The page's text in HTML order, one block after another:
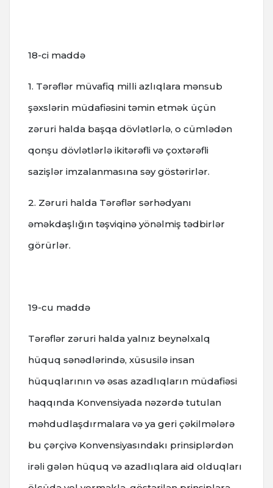
18-ci maddə
1. Tərəflər müvafiq milli azlıqlara mənsub
şəxslərin müdafiəsini təmin etmək üçün
zəruri halda başqa dövlətlərlə, o cümlədən
qonşu dövlətlərlə ikitərəfli və çoxtərəfli
sazişlər imzalanmasına səy göstərirlər.
2. Zəruri halda Tərəflər sərhədyanı
əməkdaşlığın təşviqinə yönəlmiş tədbirlər
görürlər.
19-cu maddə
Tərəflər zəruri halda yalnız beynəlxalq
hüquq sənədlərində, xüsusilə insan
hüquqlarının və əsas azadlıqların müdafiəsi
haqqında Konvensiyada nəzərdə tutulan
məhdudlaşdırmalara və ya geri çəkilmələrə
bu çərçivə Konvensiyasındakı prinsiplərdən
irəli gələn hüquq və azadlıqlara aid olduqları